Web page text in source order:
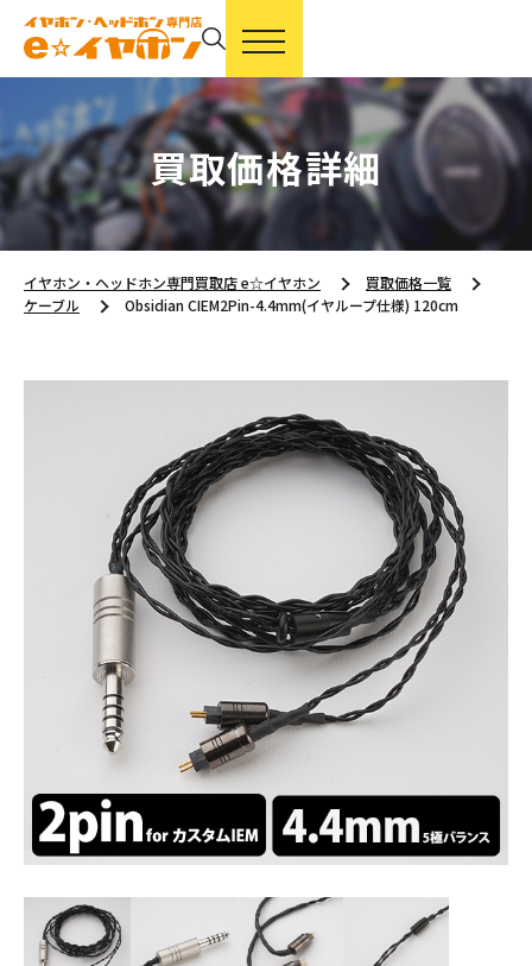
買取価格詳細
イヤホン・ヘッドホン専門買取店 e☆イヤホン
買取価格一覧
ケーブル
Obsidian CIEM2Pin-4.4mm(イヤループ仕様) 120cm